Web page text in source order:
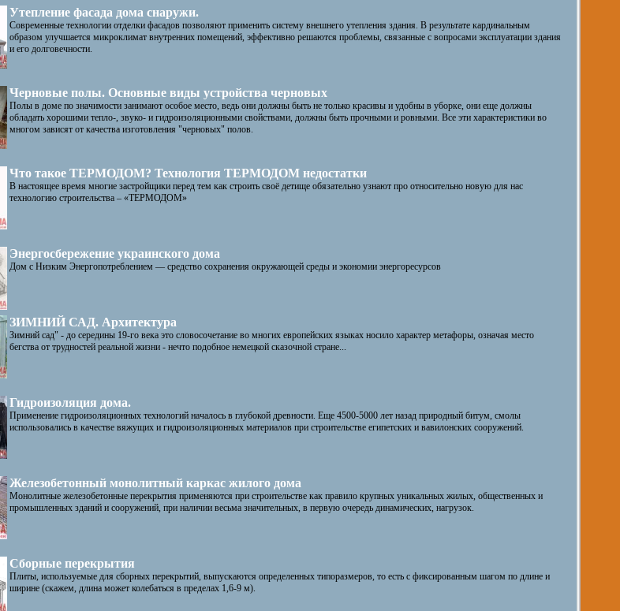
Утепление фасада дома снаружи.
Современные технологии отделки фасадов позволяют применить систему внешнего утепления здания. В результате кардинальным
образом улучшается микроклимат внутренних помещений, эффективно решаются проблемы, связанные с вопросами эксплуатации здания
и его долговечности.
Черновые полы. Основные виды устройства черновых
Полы в доме по значимости занимают особое место, ведь они должны быть не только красивы и удобны в уборке, они еще должны
обладать хорошими тепло-, звуко- и гидроизоляционными свойствами, должны быть прочными и ровными. Все эти характеристики во
многом зависят от качества изготовления "черновых" полов.
Что такое ТЕРМОДОМ? Технология ТЕРМОДОМ недостатки
В настоящее время многие застройщики перед тем как строить своё детище обязательно узнают про относительно новую для нас
технологию строительства – «ТЕРМОДОМ»
Энергосбережение украинского дома
Дом с Низким Энергопотреблением — средство сохранения окружающей среды и экономии энергоресурсов
ЗИМНИЙ САД. Архитектура
Зимний сад" - до середины 19-го века это словосочетание во многих европейских языках носило характер метафоры, означая место
бегства от трудностей реальной жизни - нечто подобное немецкой сказочной стране...
Гидроизоляция дома.
Применение гидроизоляционных технологий началось в глубокой древности. Еще 4500-5000 лет назад природный битум, смолы
использовались в качестве вяжущих и гидроизоляционных материалов при строительстве египетских и вавилонских сооружений.
Железобетонный монолитный каркас жилого дома
Монолитные железобетонные перекрытия применяются при строительстве как правило крупных уникальных жилых, общественных и
промышленных зданий и сооружений, при наличии весьма значительных, в первую очередь динамических, нагрузок.
Cборные перекрытия
Плиты, используемые для сборных перекрытий, выпускаются определенных типоразмеров, то есть с фиксированным шагом по длине и
ширине (скажем, длина может колебаться в пределах 1,6-9 м).